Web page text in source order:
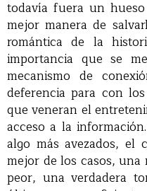
todavía fuera un
mejor manera de
romántica de la
importancia que se
mecanismo de
deferencia para con
que veneran el
acceso a la
algo más avezados, el
mejor de los casos,
peor, una verdadera